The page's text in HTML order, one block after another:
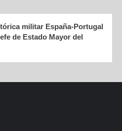
militar España-Portugal
de Estado Mayor del